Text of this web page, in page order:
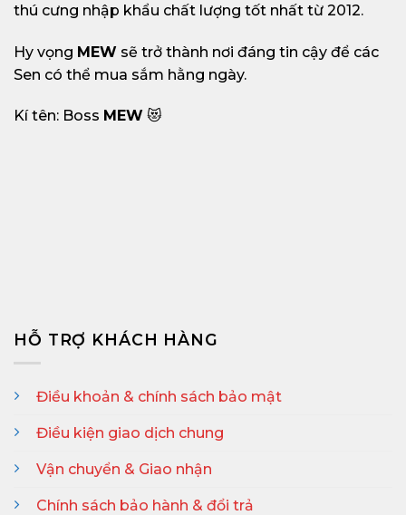
thú cưng nhập khẩu chất lượng tốt nhất từ 2012.
Hy vọng MEW sẽ trở thành nơi đáng tin cậy để các
Sen có thể mua sắm hằng ngày.
Kí tên: Boss MEW 😻
HỖ TRỢ KHÁCH HÀNG
Điều khoản & chính sách bảo mật
Điều kiện giao dịch chung
Vận chuyển & Giao nhận
Chính sách bảo hành & đổi trả